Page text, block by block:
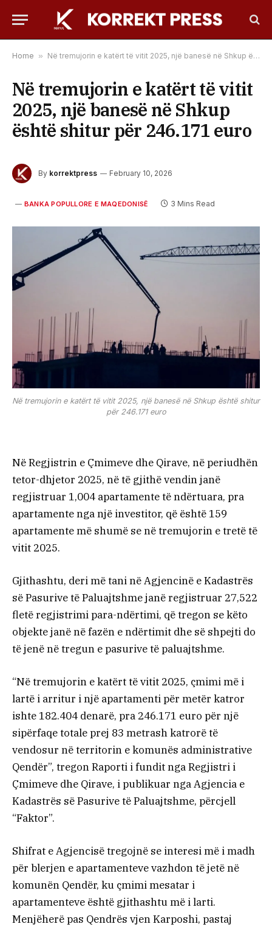
Home » Në tremujorin e katërt të vitit 2025, një banesë në Shkup është shitur për 246.171 euro
Në tremujorin e katërt të vitit
2025, një banesë në Shkup
është shitur për 246.171 euro
By korrektpress February 10, 2026
BANKA POPULLORE E MAQEDONISË 3 Mins Read
Në tremujorin e katërt të vitit 2025, një banesë në Shkup është shitur
për 246.171 euro
Në Regjistrin e Çmimeve dhe Qirave, në periudhën
tetor-dhjetor 2025, në të gjithë vendin janë
regjistruar 1,004 apartamente të ndërtuara, pra
apartamente nga një investitor, që është 159
apartamente më shumë se në tremujorin e tretë të
vitit 2025.
Gjithashtu, deri më tani në Agjencinë e Kadastrës
së Pasurive të Paluajtshme janë regjistruar 27,522
fletë regjistrimi para-ndërtimi, që tregon se këto
objekte janë në fazën e ndërtimit dhe së shpejti do
të jenë në tregun e pasurive të paluajtshme.
“Në tremujorin e katërt të vitit 2025, çmimi më i
lartë i arritur i një apartamenti për metër katror
ishte 182.404 denarë, pra 246.171 euro për një
sipërfaqe totale prej 83 metrash katrorë të
vendosur në territorin e komunës administrative
Qendër”, tregon Raporti i fundit nga Regjistri i
Çmimeve dhe Qirave, i publikuar nga Agjencia e
Kadastrës së Pasurive të Paluajtshme, përcjell
“Faktor”.
Shifrat e Agjencisë tregojnë se interesi më i madh
për blerjen e apartamenteve vazhdon të jetë në
komunën Qendër, ku çmimi mesatar i
apartamenteve është gjithashtu më i larti.
Menjëherë pas Qendrës vjen Karposhi, pastaj